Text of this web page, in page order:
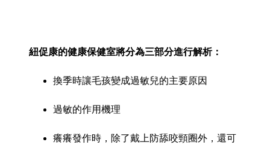
紐促康的健康保健室將分為三部分進行解析：
換季時讓毛孩變成過敏兒的主要原因
過敏的作用機理
癢癢發作時，除了戴上防舔咬頸圈外，還可